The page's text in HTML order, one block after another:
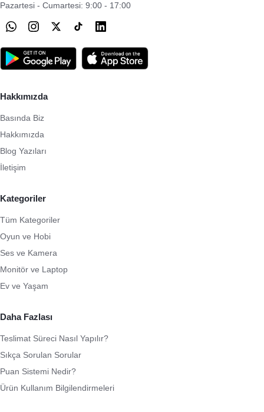
Pazartesi - Cumartesi: 9:00 - 17:00
Hakkımızda
Basında Biz
Hakkımızda
Blog Yazıları
İletişim
Kategoriler
Tüm Kategoriler
Oyun ve Hobi
Ses ve Kamera
Monitör ve Laptop
Ev ve Yaşam
Daha Fazlası
Teslimat Süreci Nasıl Yapılır?
Sıkça Sorulan Sorular
Puan Sistemi Nedir?
Ürün Kullanım Bilgilendirmeleri